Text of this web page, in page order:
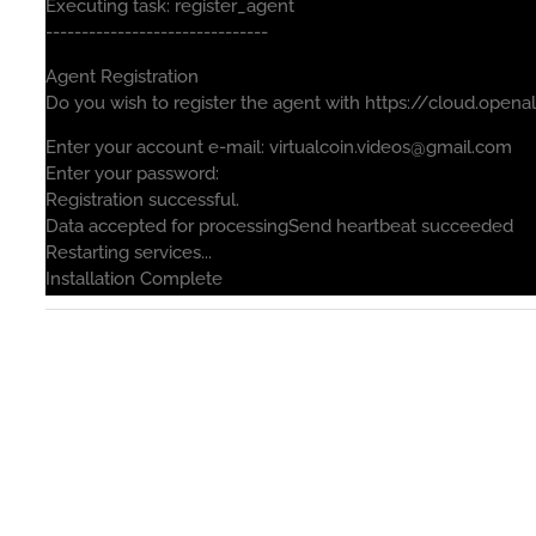
Executing task: register_agent
-------------------------------
Agent Registration
Do you wish to register the agent with https://
Enter your account e-mail: virtualcoin.videos@gmail.com
Enter your password:
Registration successful.
Data accepted for processingSend heartbeat succeeded
Restarting services...
Installation Complete